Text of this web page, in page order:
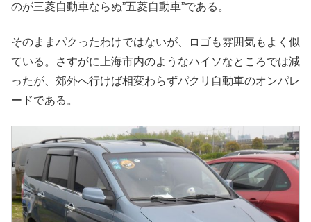
のが三菱自動車ならぬ”五菱自動車”である。
そのままパクったわけではないが、ロゴも雰囲気もよく似
ている。さすがに上海市内のようなハイソなところでは減
ったが、郊外へ行けば相変わらずパクリ自動車のオンパレ
ードである。